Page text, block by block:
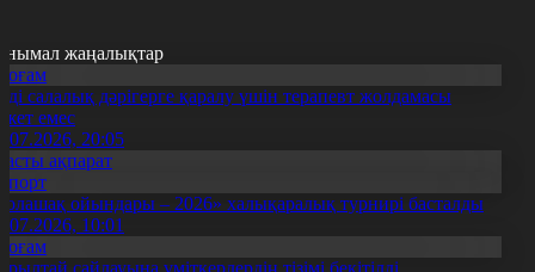
жаңалықтар
салалық дәрігерге қаралу үшін терапевт жолдамасы
емес
20:05
ақпарат
ойындары – 2026» халықаралық турнирі басталды
10:01
сайлауына үміткерлердің тізімі бекітілді